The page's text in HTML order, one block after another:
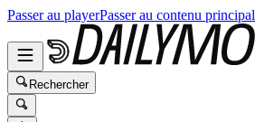
Passer au playerPasser au contenu principal
Rechercher